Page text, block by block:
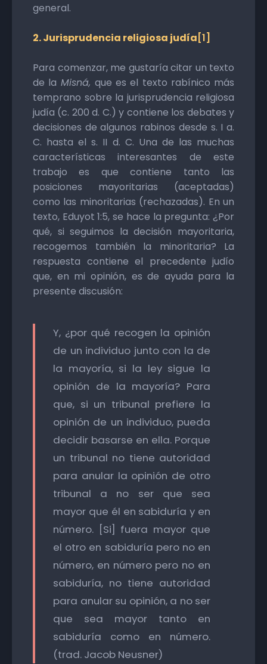
general.
2. Jurisprudencia religiosa judía [1]
Para comenzar, me gustaría citar un texto
de la Misná, que es el texto rabínico más
temprano sobre la jurisprudencia religiosa
judía (c. 200 d. C.) y contiene los debates y
decisiones de algunos rabinos desde s. I a.
C. hasta el s. II d. C. Una de las muchas
características interesantes de este
trabajo es que contiene tanto las
posiciones mayoritarias (aceptadas)
como las minoritarias (rechazadas). En un
texto, Eduyot 1:5, se hace la pregunta: ¿Por
qué, si seguimos la decisión mayoritaria,
recogemos también la minoritaria? La
respuesta contiene el precedente judío
que, en mi opinión, es de ayuda para la
presente discusión:
Y, ¿por qué recogen la opinión
de un individuo junto con la de
la mayoría, si la ley sigue la
opinión de la mayoría? Para
que, si un tribunal prefiere la
opinión de un individuo, pueda
decidir basarse en ella. Porque
un tribunal no tiene autoridad
para anular la opinión de otro
tribunal a no ser que sea
mayor que él en sabiduría y en
número. [Si] fuera mayor que
el otro en sabiduría pero no en
número, en número pero no en
sabiduría, no tiene autoridad
para anular su opinión, a no ser
que sea mayor tanto en
sabiduría como en número.
(trad. Jacob Neusner)